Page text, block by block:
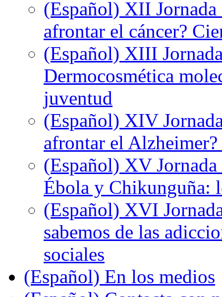
(Español) XII Jornada
afrontar el cáncer?
(Español) XIII
Dermocosmética
juventud
(Español) XIV
afrontar el
(Español) XV
Ébola y Chikunguña:
(Español) XVI
sabemos de las
sociales
(Español) En los medios